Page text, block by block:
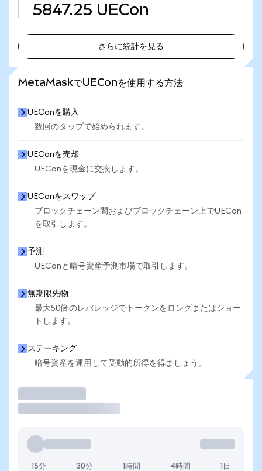
5847.25 UECon
さらに統計を見る
MetaMaskでUEConを使用する方法
UEConを購入
数回のタップで始められます。
UEConを売却
UEConを現金に交換します。
UEConをスワップ
ブロックチェーン間およびブロックチェーン上でUECon
を取引します。
予測
UEConと暗号資産予測市場で取引します。
無期限先物
最大50倍のレバレッジでトークンをロングまたはショー
トします。
ステーキング
暗号資産を運用して受動的所得を得ましょう。
15分 30分 1時間 4時間 1日